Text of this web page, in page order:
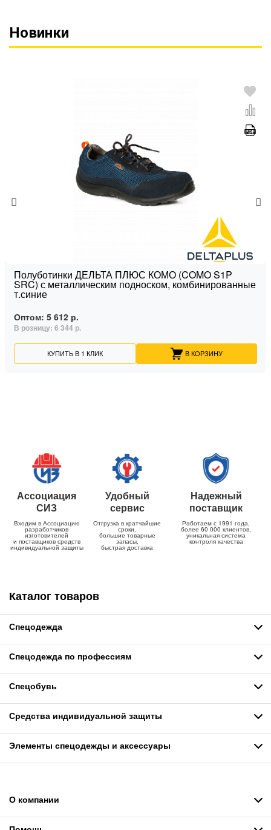
Новинки
Полуботинки ДЕЛЬТА ПЛЮС КОМО (COMO S1P
SRC) с металлическим подноском, комбинированные
т.синие
Оптом: 5 612 р.
В розницу: 6 344 р.
КУПИТЬ В 1 КЛИК В КОРЗИНУ
Ассоциация
СИЗ
Входим в Ассоциацию
разработчиков
изготовителей
и поставщиков средств
индивидуальной защиты
Удобный
сервис
Отгрузка в кратчайшие
сроки,
большие товарные
запасы,
быстрая доставка
Надежный
поставщик
Работаем с 1991 года,
более 60 000 клиентов,
уникальная система
контроля качества
Каталог товаров
Спецодежда
Спецодежда по профессиям
Спецобувь
Средства индивидуальной защиты
Элементы спецодежды и аксессуары
О компании